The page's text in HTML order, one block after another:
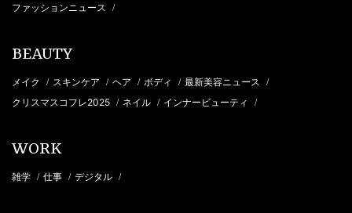
ファッションニュース /
BEAUTY
メイク / スキンケア / ヘア / ボディ / 最新美容ニュース /
クリスマスコフレ2025 / ネイル / インナービューティ /
WORK
雑学 / 仕事 / デジタル /